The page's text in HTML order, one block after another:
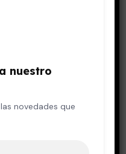
por vía sexual?
sexual?
nuestro
novedades que